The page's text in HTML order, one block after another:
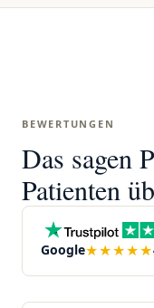
BEWERTUNGEN
Das sagen
Patienten
Google★★★★★